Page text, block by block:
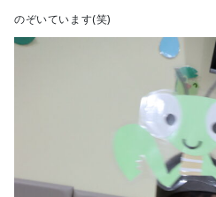
のぞいています(笑)